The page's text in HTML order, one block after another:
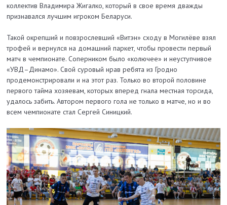
коллектив Владимира Жигалко, который в свое время дважды
признавался лучшим игроком Беларуси.
Такой окрепший и повзрослевший «Витэн» сходу в Могилёве взял
трофей и вернулся на домашний паркет, чтобы провести первый
матч в чемпионате. Соперником было «колючее» и неуступчивое
«УВД–Динамо». Свой суровый нрав ребята из Гродно
продемонстрировали и на этот раз. Только во второй половине
первого тайма хозяевам, которых вперед гнала местная торсида,
удалось забить. Автором первого гола не только в матче, но и во
всем чемпионате стал Сергей Синицкий.